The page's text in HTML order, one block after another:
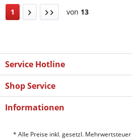
1 von 13
Service Hotline
Shop Service
Informationen
* Alle Preise inkl. gesetzl. Mehrwertsteuer